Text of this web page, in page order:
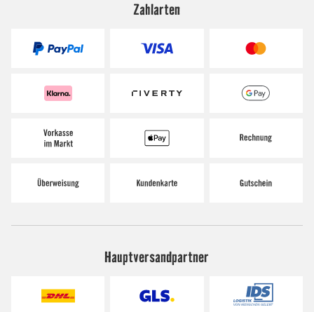
Zahlarten
Hauptversandpartner